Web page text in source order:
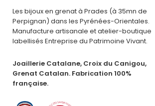
Les bijoux en grenat à Prades (à 35mn de
Perpignan) dans les Pyrénées-Orientales.
Manufacture artisanale et atelier-boutique
labellisés Entreprise du Patrimoine Vivant.
Joaillerie Catalane, Croix du Canigou,
Grenat Catalan. Fabrication 100%
française.